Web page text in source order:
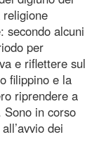
secondo alcuni
per
e riflettere sul
filippino e la
riprendere a
Sono in corso
dei